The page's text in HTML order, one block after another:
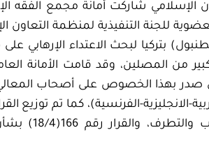
شاركت أمانة مجمع الفقه
للجنة التنفيذية لمنظمة
2019م في (اسطنبول) بتركيا لبحث الاعتداء
كبير من المصلين، وقد قامت الأمانة
صدر بهذا الخصوص على أصحاب المعالي
موقف